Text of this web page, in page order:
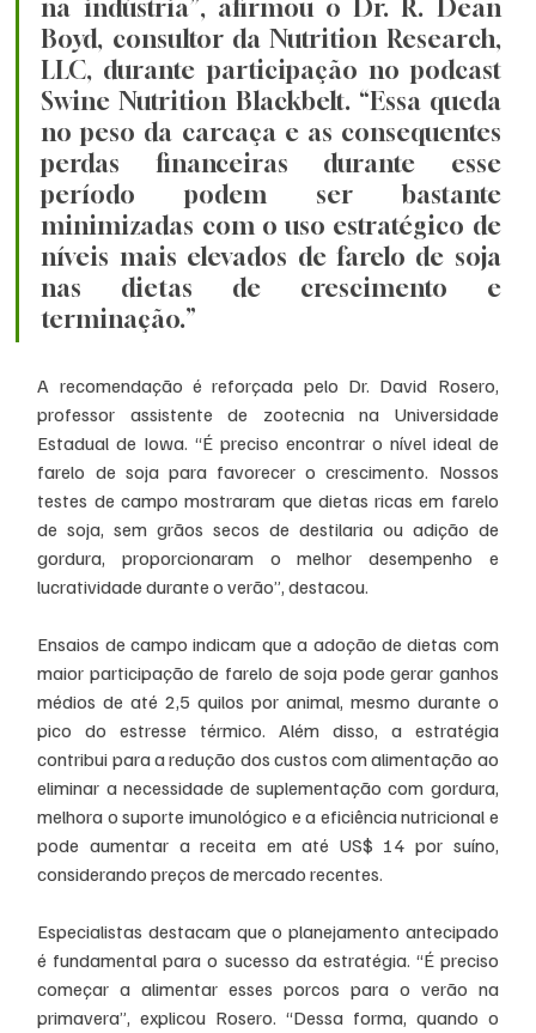
na indústria”, afirmou o Dr. R. Dean
Boyd, consultor da Nutrition Research,
LLC, durante participação no podcast
Swine Nutrition Blackbelt. “Essa queda
no peso da carcaça e as consequentes
perdas financeiras durante esse
período podem ser bastante
minimizadas com o uso estratégico de
níveis mais elevados de farelo de soja
nas dietas de crescimento e
terminação.”
A recomendação é reforçada pelo Dr. David Rosero,
professor assistente de zootecnia na Universidade
Estadual de Iowa. “É preciso encontrar o nível ideal de
farelo de soja para favorecer o crescimento. Nossos
testes de campo mostraram que dietas ricas em farelo
de soja, sem grãos secos de destilaria ou adição de
gordura, proporcionaram o melhor desempenho e
lucratividade durante o verão”, destacou.
Ensaios de campo indicam que a adoção de dietas com
maior participação de farelo de soja pode gerar ganhos
médios de até 2,5 quilos por animal, mesmo durante o
pico do estresse térmico. Além disso, a estratégia
contribui para a redução dos custos com alimentação ao
eliminar a necessidade de suplementação com gordura,
melhora o suporte imunológico e a eficiência nutricional e
pode aumentar a receita em até US$ 14 por suíno,
considerando preços de mercado recentes.
Especialistas destacam que o planejamento antecipado
é fundamental para o sucesso da estratégia. “É preciso
começar a alimentar esses porcos para o verão na
primavera”, explicou Rosero. “Dessa forma, quando o